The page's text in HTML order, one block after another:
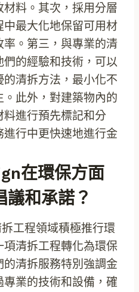
料。其次，採用分層
最大化地保留可用材
。第三，與專業的清
的經驗和技術，可以
清拆方法，最小化不
此外，對建築物內的
進行預先標記和分
行中更快速地進行金
在環保方面
議和承諾？
工程領域積極推行環
清拆工程轉化為環保
清拆服務特別強調金
業的技術和設備，確